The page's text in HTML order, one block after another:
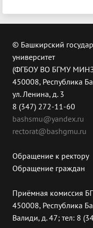
© Башкирский
университет
(ФГБОУ ВО БГМУ
450008, Республика
ул. Ленина, д. 3
8 (347) 272-11-60
bashsmu@yandex.ru
rectorat@bashgmu.ru
Обращение к ректору
Обращение граждан
Приёмная комиссия
450008, Республика
Валиди, д. 47; тел: 8